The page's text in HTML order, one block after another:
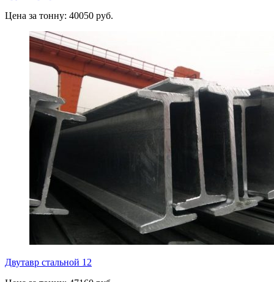
Цена за тонну: 40050 руб.
Двутавр стальной 12